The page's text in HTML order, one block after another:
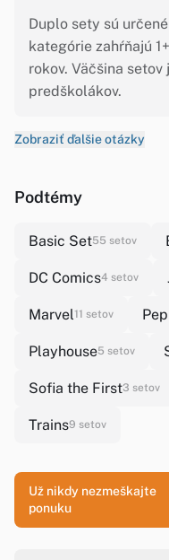
Duplo sety sú
kategórie zahŕňajú
rokov. Väčšina
predškolákov.
Zobraziť ďalšie otázky
Podtémy
Basic Set55 setov
DC Comics4 setov
Marvel11 setov
Playhouse5 setov
Sofia the First3 setov
Trains9 setov
Už nikdy nezmeškajte
ponuku